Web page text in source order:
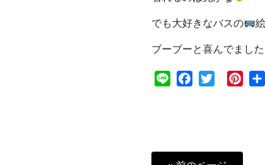
でも大好きなバスの
ブーブーと喜んでました
Line Facebook
Twitter